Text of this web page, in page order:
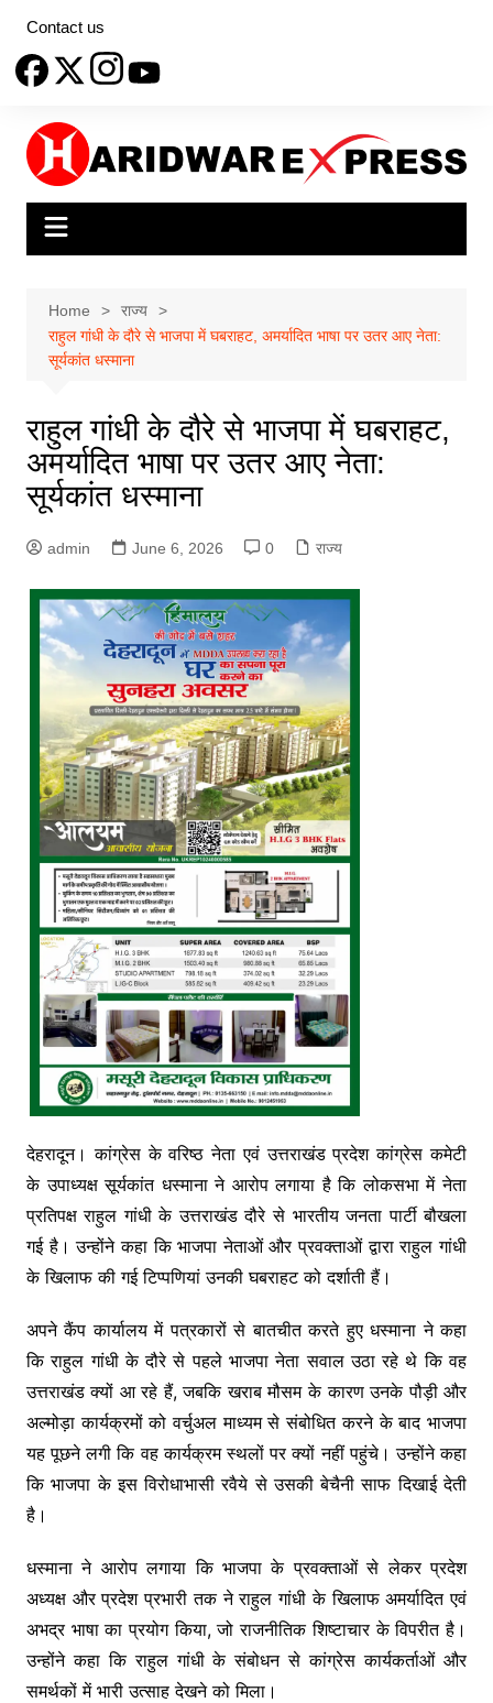
content
Contact us
Home
राज्य
राहुल गांधी के दौरे से भाजपा में घबराहट, अमर्यादित भाषा पर उतर आए नेता:
सूर्यकांत धस्माना
राहुल गांधी के दौरे से भाजपा में घबराहट,
अमर्यादित भाषा पर उतर आए नेता:
सूर्यकांत धस्माना
admin June 6, 2026 0 राज्य
देहरादून। कांग्रेस के वरिष्ठ नेता एवं उत्तराखंड प्रदेश कांग्रेस कमेटी
के उपाध्यक्ष सूर्यकांत धस्माना ने आरोप लगाया है कि लोकसभा में नेता
प्रतिपक्ष राहुल गांधी के उत्तराखंड दौरे से भारतीय जनता पार्टी बौखला
गई है। उन्होंने कहा कि भाजपा नेताओं और प्रवक्ताओं द्वारा राहुल गांधी
के खिलाफ की गई टिप्पणियां उनकी घबराहट को दर्शाती हैं।
अपने कैंप कार्यालय में पत्रकारों से बातचीत करते हुए धस्माना ने कहा
कि राहुल गांधी के दौरे से पहले भाजपा नेता सवाल उठा रहे थे कि वह
उत्तराखंड क्यों आ रहे हैं, जबकि खराब मौसम के कारण उनके पौड़ी और
अल्मोड़ा कार्यक्रमों को वर्चुअल माध्यम से संबोधित करने के बाद भाजपा
यह पूछने लगी कि वह कार्यक्रम स्थलों पर क्यों नहीं पहुंचे। उन्होंने कहा
कि भाजपा के इस विरोधाभासी रवैये से उसकी बेचैनी साफ दिखाई देती
है।
धस्माना ने आरोप लगाया कि भाजपा के प्रवक्ताओं से लेकर प्रदेश
अध्यक्ष और प्रदेश प्रभारी तक ने राहुल गांधी के खिलाफ अमर्यादित एवं
अभद्र भाषा का प्रयोग किया, जो राजनीतिक शिष्टाचार के विपरीत है।
उन्होंने कहा कि राहुल गांधी के संबोधन से कांग्रेस कार्यकर्ताओं और
समर्थकों में भारी उत्साह देखने को मिला।